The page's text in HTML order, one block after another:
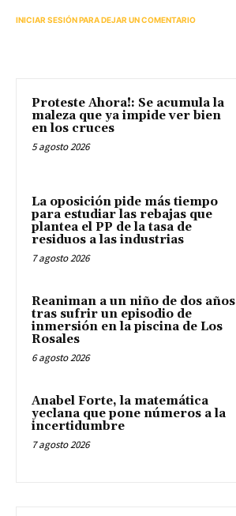
INICIAR SESIÓN PARA DEJAR UN COMENTARIO
Proteste Ahora!: Se acumula la
maleza que ya impide ver bien
en los cruces
5 agosto 2026
La oposición pide más tiempo
para estudiar las rebajas que
plantea el PP de la tasa de
residuos a las industrias
7 agosto 2026
Reaniman a un niño de dos años
tras sufrir un episodio de
inmersión en la piscina de Los
Rosales
6 agosto 2026
Anabel Forte, la matemática
yeclana que pone números a la
incertidumbre
7 agosto 2026